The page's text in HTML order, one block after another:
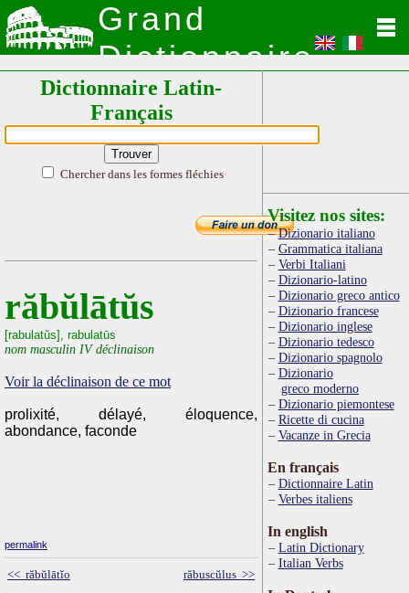
Grand
Dictionnaire
Latin
Dictionnaire Latin-
Français
Chercher dans les formes fléchies
răbŭlātŭs
[rabulatŭs], rabulatūs
nom masculin IV déclinaison
Voir la déclinaison de ce mot
prolixité, délayé, éloquence,
abondance, faconde
permalink
<< răbŭlātĭo răbuscŭlus >>
Visitez nos sites:
Dizionario italiano
Grammatica italiana
Verbi Italiani
Dizionario-latino
Dizionario greco antico
Dizionario francese
Dizionario inglese
Dizionario tedesco
Dizionario spagnolo
Dizionario
greco moderno
Dizionario piemontese
Ricette di cucina
Vacanze in Grecia
En français
Dictionnaire Latin
Verbes italiens
In english
Latin Dictionary
Italian Verbs